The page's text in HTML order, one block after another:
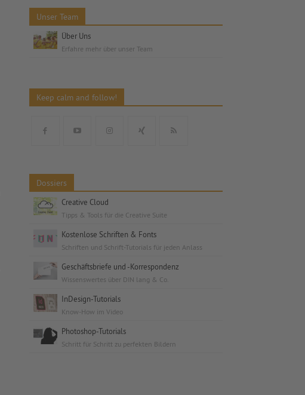
Unser Team
Über Uns
Erfahre mehr über unser Team
Keep calm and follow!
Dossiers
Creative Cloud
Tipps & Tools für die Creative Suite
Kostenlose Schriften & Fonts
Schriften und Schrift-Tutorials für jeden Anlass
Geschäftsbriefe und -Korrespondenz
Wissenswertes über DIN lang & Co.
InDesign-Tutorials
Know-How im Video
Photoshop-Tutorials
Schritt für Schritt zu perfekten Bildern